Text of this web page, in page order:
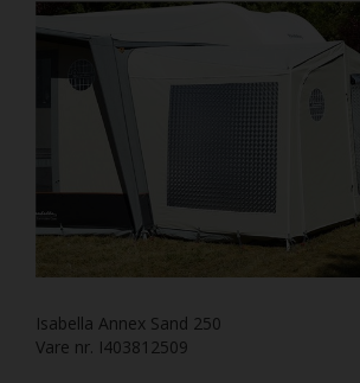
Isabella Annex Sand 250
Vare nr. I403812509